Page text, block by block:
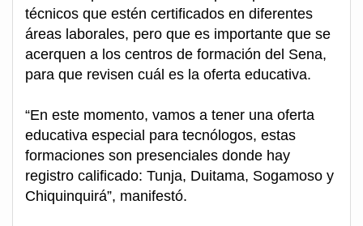
técnicos que estén certificados en diferentes
áreas laborales, pero que es importante que se
acerquen a los centros de formación del Sena,
para que revisen cuál es la oferta educativa.
“En este momento, vamos a tener una oferta
educativa especial para tecnólogos, estas
formaciones son presenciales donde hay
registro calificado: Tunja, Duitama, Sogamoso y
Chiquinquirá”, manifestó.